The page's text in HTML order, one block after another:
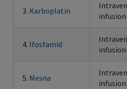
3. Karboplatin
infusion
4. Ifosfamid
infusion
5. Mesna
infusion